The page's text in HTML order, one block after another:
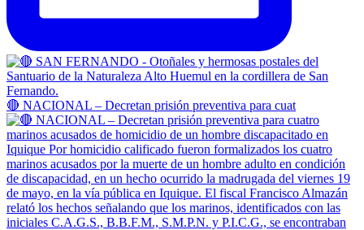
🔴 NACIONAL – Decretan prisión preventiva para cuat